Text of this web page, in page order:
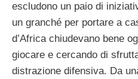
escludono un paio di
un granché per portare a
d’Africa chiudevano bene
giocare e cercando di
distrazione difensiva. Da